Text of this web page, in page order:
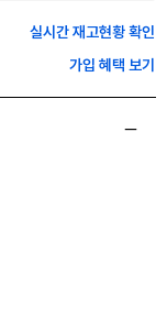
실시간 재고현황 확인
가입 혜택 보기